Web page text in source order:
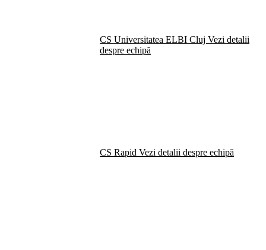
CS Universitatea ELBI Cluj Vezi detalii
despre echipă
CS Rapid Vezi detalii despre echipă